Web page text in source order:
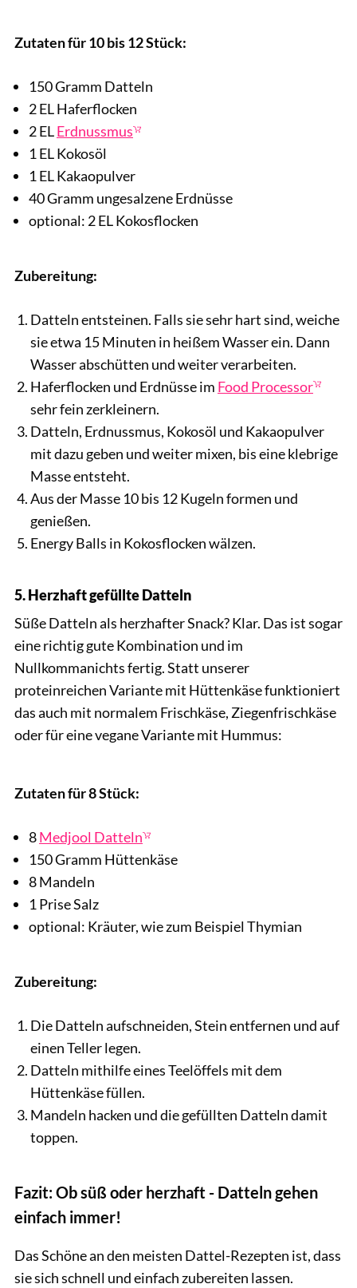
Zutaten für 10 bis 12 Stück:
150 Gramm Datteln
2 EL Haferflocken
2 ELErdnussmus
1 EL Kokosöl
1 EL Kakaopulver
40 Gramm ungesalzene Erdnüsse
optional: 2 EL Kokosflocken
Zubereitung:
Datteln entsteinen. Falls sie sehr hart sind, weiche
sie etwa 15 Minuten in heißem Wasser ein. Dann
Wasser abschütten und weiter verarbeiten.
Haferflocken und Erdnüsse im Food Processor
sehr fein zerkleinern.
Datteln, Erdnussmus, Kokosöl und Kakaopulver
mit dazu geben und weiter mixen, bis eine klebrige
Masse entsteht.
Aus der Masse 10 bis 12 Kugeln formen und
genießen.
Energy Balls in Kokosflocken wälzen.
5. Herzhaft gefüllte Datteln
Süße Datteln als herzhafter Snack? Klar. Das ist sogar
eine richtig gute Kombination und im
Nullkommanichts fertig. Statt unserer
proteinreichen Variante mit Hüttenkäse funktioniert
das auch mit normalem Frischkäse, Ziegenfrischkäse
oder für eine vegane Variante mit Hummus:
Zutaten für 8 Stück:
8Medjool Datteln
150 Gramm Hüttenkäse
8 Mandeln
1 Prise Salz
optional: Kräuter, wie zum Beispiel Thymian
Zubereitung:
Die Datteln aufschneiden, Stein entfernen und auf
einen Teller legen.
Datteln mithilfe eines Teelöffels mit dem
Hüttenkäse füllen.
Mandeln hacken und die gefüllten Datteln damit
toppen.
Fazit: Ob süß oder herzhaft - Datteln gehen
einfach immer!
Das Schöne an den meisten Dattel-Rezepten ist, dass
sie sich schnell und einfach zubereiten lassen.